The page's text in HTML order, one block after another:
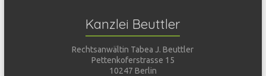
Kanzlei Beuttler
Rechtsanwältin Tabea J. Beuttler
Pettenkoferstrasse 15
10247 Berlin